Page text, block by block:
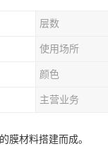
层数
使用场所
颜色
主营业务
膜材料搭建而成。